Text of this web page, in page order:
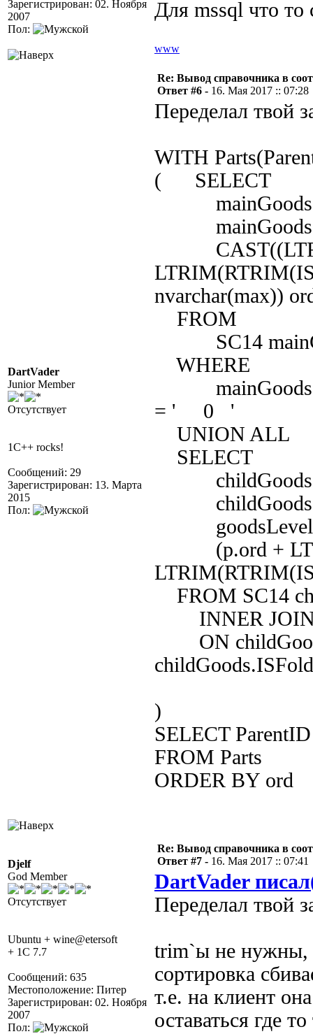
Зарегистрирован: 02. Ноября
2007
Пол:
Для mssql что
www
DartVader
Junior Member
Отсутствует
1C++ rocks!
Сообщений: 29
Зарегистрирован: 13. Марта
2015
Пол:
Re: Вывод справочника в
Ответ #6 - 16. Мая 2017 :: 07:28
Переделал твой
WITH
( SELECT
nvarchar(max))
FROM
SC14
WHERE
= ' 0 '
UNION ALL
SELECT
goodsLevel
(p.ord +
FROM SC14
INNER JOIN
ON
)
SELECT
FROM Parts
ORDER BY ord
Djelf
God Member
Отсутствует
Ubuntu + wine@etersoft
+ 1C 7.7
Сообщений: 635
Местоположение: Питер
Зарегистрирован: 02. Ноября
2007
Пол:
Re: Вывод справочника в
Ответ #7 - 16. Мая 2017 :: 07:41
DartVader
Переделал твой
trim`ы не нужны,
сортировка
т.е. на клиент
оставаться где